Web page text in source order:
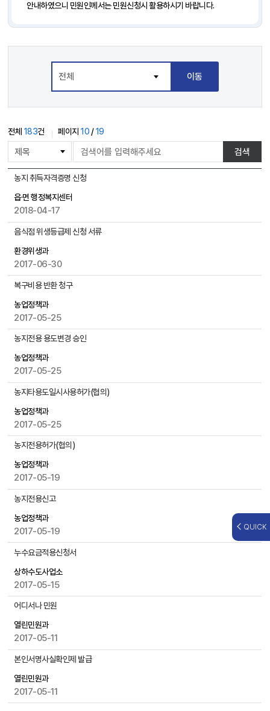
안내하였으니 민원인께서는 민원신청시 활용하시기 바랍니다.
이동
전체 183건 페이지 10/19
물
색
검색
물
록
로
호
작
파
성
,
회
등
을
농지 취득자격증명 신청
읍·면 행정복지센터
2018-04-17
음식점 위생등급제 신청 서류
환경위생과
2017-06-30
복구비용 반환 청구
농업정책과
2017-05-25
농지전용 용도변경 승인
농업정책과
2017-05-25
농지타용도일시사용허가(협의)
농업정책과
2017-05-25
농지전용허가(협의)
농업정책과
2017-05-19
농지전용신고
농업정책과
2017-05-19
누수요금적용신청서
상하수도사업소
2017-05-15
어디서나 민원
열린민원과
2017-05-11
본인서명사실확인제 발급
열린민원과
2017-05-11
QUICK